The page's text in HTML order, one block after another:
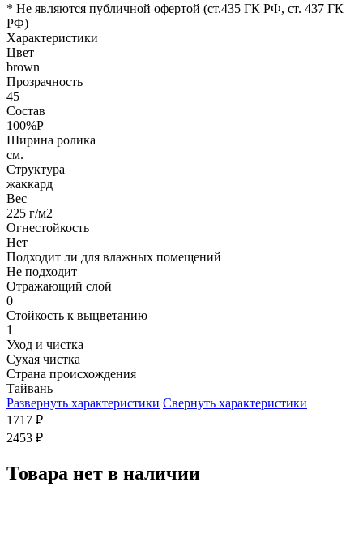
* Не являются публичной офертой (ст.435 ГК РФ, cт. 437 ГК
РФ)
Характеристики
Цвет
brown
Прозрачность
45
Состав
100%P
Ширина ролика
см.
Структура
жаккард
Вес
225 г/м2
Огнестойкость
Нет
Подходит ли для влажных помещений
Не подходит
Отражающий слой
0
Стойкость к выцветанию
1
Уход и чистка
Сухая чистка
Страна происхождения
Тайвань
Развернуть характеристики Свернуть характеристики
1717 ₽
2453 ₽
Товара нет в наличии